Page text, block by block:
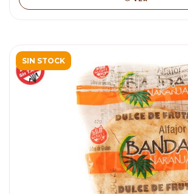
SIN STOCK